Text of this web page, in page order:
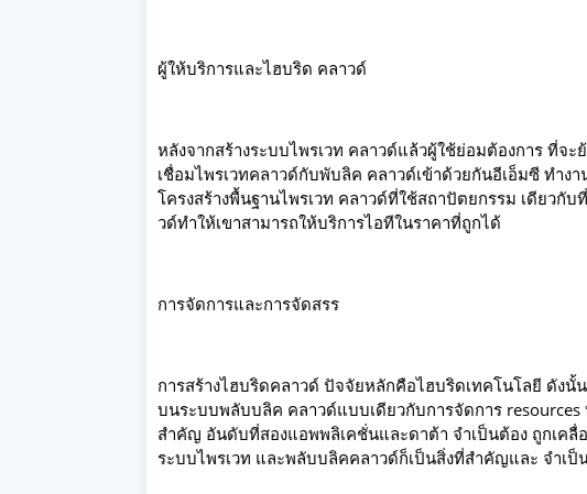
ผู้ให้บริการและไฮบริด คลาวด์
หลังจากสร้างระบบไพรเวท คลาวด์แล้วผู้ใช้ย่อมต้องการ ที่จ
เชื่อมไพรเวทคลาวด์กับพับลิค คลาวด์เข้าด้วยกันอีเอ็มซี ทำง
โครงสร้างพื้นฐานไพรเวท คลาวด์ที่ใช้สถาปัตยกรรม เดียวกั
วด์ทำให้เขาสามารถให้บริการไอทีในราคาที่ถูกได้
การจัดการและการจัดสรร
การสร้างไฮบริดคลาวด์ ปัจจัยหลักคือไฮบริดเทคโนโลยี ดัง
บนระบบพลับบลิค คลาวด์แบบเดียวกับการจัดการ resources
สำคัญ อันดับที่สองแอพพลิเคชั่นและดาต้า จำเป็นต้อง ถูกเคลื่
ระบบไพรเวท และพลับบลิคคลาวด์ก็เป็นสิ่งที่สำคัญและ จำเป็